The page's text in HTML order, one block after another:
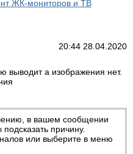
ЖК-мониторов и ТВ
20:44 28.04.2020
выводит а изображения нет.
в вашем сообщении
причину.
или выберите в меню